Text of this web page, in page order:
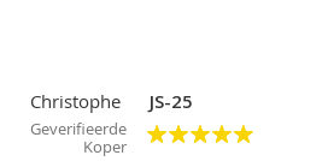
Christophe
Geverifieerde
Koper
JS-25